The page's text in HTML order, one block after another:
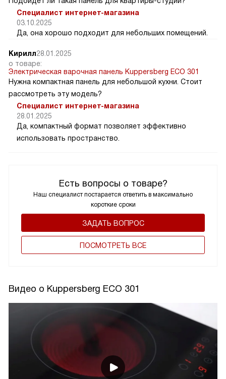
Есть вопросы о товаре?
Наш специалист постарается ответить в максимально
короткие сроки
ЗАДАТЬ ВОПРОС
ПОCМОТРЕТЬ ВСЕ
Специалист интернет-магазина
03.10.2025
Да, она хорошо подходит для небольших помещений.
Кирилл28.01.2025
о товаре:
Электрическая варочная панель Kuppersberg ECO 301
Нужна компактная панель для небольшой кухни. Стоит
рассмотреть эту модель?
Специалист интернет-магазина
28.01.2025
Да, компактный формат позволяет эффективно
использовать пространство.
Видео о Kuppersberg ECO 301